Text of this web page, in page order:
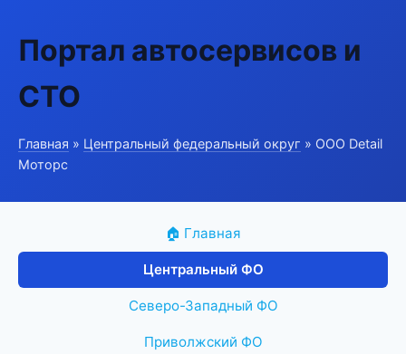
Портал автосервисов и
СТО
Главная » Центральный федеральный округ » ООО Detail
Моторс
🏠 Главная
Центральный ФО
Северо-Западный ФО
Приволжский ФО